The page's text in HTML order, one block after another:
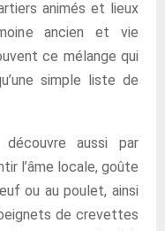
animés et lieux
ancien et vie
ce mélange qui
simple liste de
aussi par
l’âme locale, goûte
ou au poulet, ainsi
de crevettes